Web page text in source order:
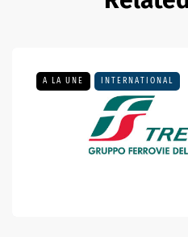
A LA UNE INTERNATIONAL